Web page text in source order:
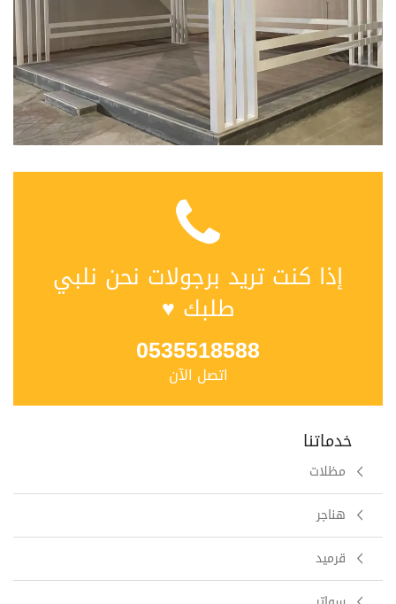
إذا كنت تريد برجولات نحن نلبي
طلبك ♥
0535518588
اتصل الآن
خدماتنا
مظلات
هناجر
قرميد